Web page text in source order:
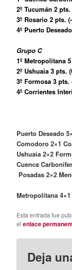
2º Tucumán 2 pts.
3º Rosario 2 pts.
4º Puerto
Grupo C
1º Metropolitana
2º Ushuaia 3 pts.
3º Formosa 3 pts.
4º Corrientes
Puerto Deseado
Comodoro 2×1
Ushuaia 2×2
Cuenca
Posadas 2×2
Metropolitana
Esta entrada fue
elenlace
Deja